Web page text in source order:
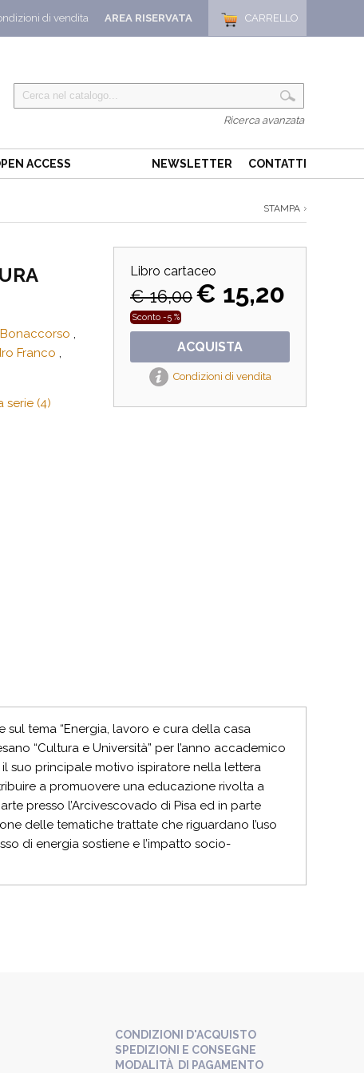
CARRELLO
AREA RISERVATA
di vendita
Ricerca avanzata
ACCESS NEWSLETTER CONTATTI
STAMPA
Libro cartaceo
€ 16,00€ 15,20
Sconto -5 %
ACQUISTA
Condizioni di vendita
,
Franco ,
serie (4)
tema “Energia, lavoro e cura della casa
“Cultura e Università” per l’anno accademico
il suo principale motivo ispiratore nella lettera
a promuovere una educazione rivolta a
presso l’Arcivescovado di Pisa ed in parte
delle tematiche trattate che riguardano l’uso
di energia sostiene e l’impatto socio-
CONDIZIONI D'ACQUISTO
SPEDIZIONI E CONSEGNE
MODALITÀ DI PAGAMENTO